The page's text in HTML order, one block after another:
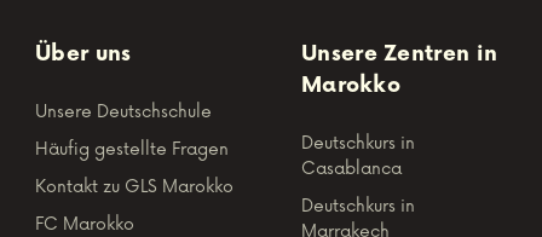
Über uns
Unsere Deutschschule
Häufig gestellte Fragen
Kontakt zu GLS Marokko
FC Marokko
Unsere Zentren in
Marokko
Deutschkurs in
Casablanca
Deutschkurs in
Marrakech